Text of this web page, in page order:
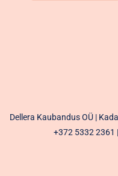
Dellera Kaubandus OÜ |
+372 5332 2361